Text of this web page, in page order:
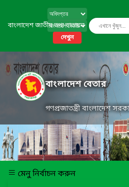
বাংলাদেশ জাতীয় তথ্য বাতায়ন
দেখুন
বাংলাদেশ বেতার
গণপ্রজাতন্ত্রী বাংলাদেশ
মেনু নির্বাচন করুন